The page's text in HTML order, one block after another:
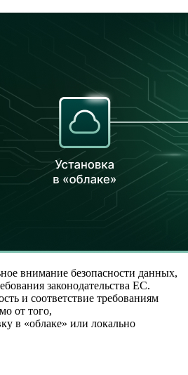
внимание безопасности данных,
законодательства ЕС.
и соответствие требованиям
от того,
в «облаке» или локально